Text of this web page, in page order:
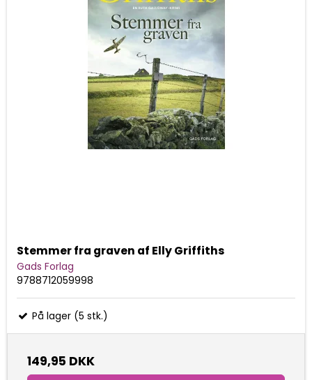
Stemmer fra graven af Elly Griffiths
Gads Forlag
9788712059998
På lager (5 stk.)
149,95 DKK